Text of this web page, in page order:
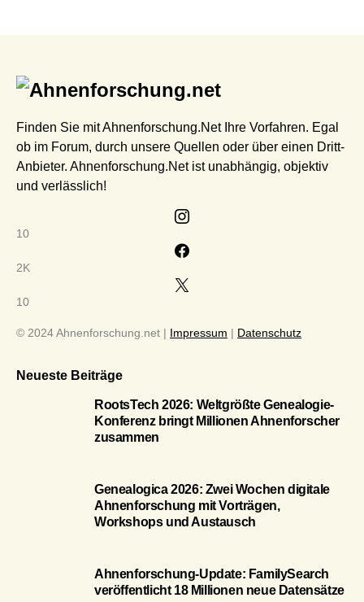
Finden Sie mit Ahnenforschung.Net Ihre Vorfahren. Egal
ob im Forum, durch unsere Quellen oder über einen Dritt-
Anbieter. Ahnenforschung.Net ist unabhängig, objektiv
und verlässlich!
10
2K
10
© 2024 Ahnenforschung.net | Impressum | Datenschutz
Neueste Beiträge
RootsTech 2026: Weltgrößte Genealogie-
Konferenz bringt Millionen Ahnenforscher
zusammen
Genealogica 2026: Zwei Wochen digitale
Ahnenforschung mit Vorträgen,
Workshops und Austausch
Ahnenforschung-Update: FamilySearch
veröffentlicht 18 Millionen neue Datensätze